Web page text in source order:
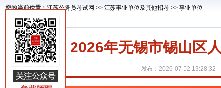
您的当前位置：江苏公务员考试网 >> 江苏事业单位及其他招考 >> 事业单位
2026年无锡市锡山区
发布：2026-07-02 13:28:32